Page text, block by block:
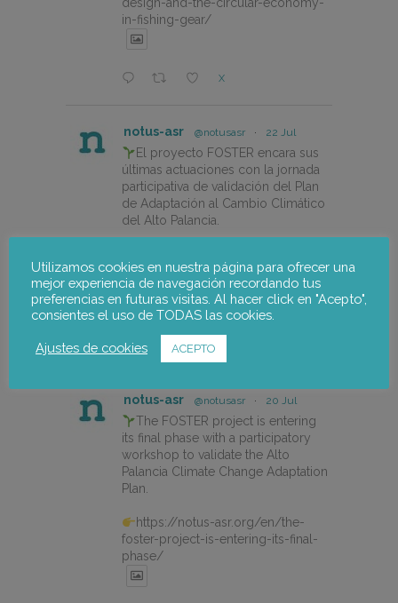
in-fishing-gear/
X
notus-asr @notusasr · 22 Jul
El proyecto FOSTER encara sus
últimas actuaciones con la jornada
participativa de validación del Plan
de Adaptación al Cambio Climático
del Alto Palancia.
proyecto-foster-encara-sus-
ultimas-actuaciones/
notus-asr @notusasr · 20 Jul
The FOSTER project is entering
its final phase with a participatory
workshop to validate the Alto
Palancia Climate Change Adaptation
Plan.
https://notus-asr.org/en/the-
foster-project-is-entering-its-final-
phase/
Utilizamos cookies en nuestra página para ofrecer una
mejor experiencia de navegación recordando tus
preferencias en futuras visitas. Al hacer click en "Acepto",
consientes el uso de TODAS las cookies.
Ajustes de cookies ACEPTO